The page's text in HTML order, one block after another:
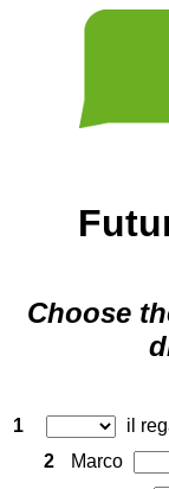
Choose
1
il
2
Marco